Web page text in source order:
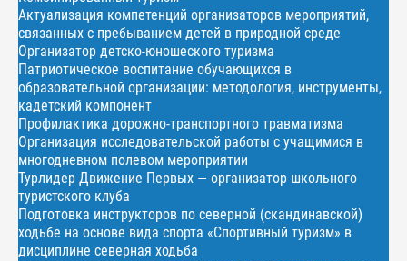
Актуализация компетенций организаторов мероприятий,
связанных с пребыванием детей в природной среде
Организатор детско-юношеского туризма
Патриотическое воспитание обучающихся в
образовательной организации: методология, инструменты,
кадетский компонент
Профилактика дорожно-транспортного травматизма
Организация исследовательской работы с учащимися в
многодневном полевом мероприятии
Турлидер Движение Первых — организатор школьного
туристского клуба
Подготовка инструкторов по северной (скандинавской)
ходьбе на основе вида спорта «Спортивный туризм» в
дисциплине северная ходьба